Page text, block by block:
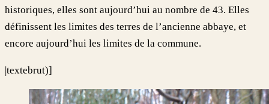
historiques, elles sont aujourd’hui au nombre de 43. Elles
définissent les limites des terres de l’ancienne abbaye, et
encore aujourd’hui les limites de la commune.
|textebrut)]